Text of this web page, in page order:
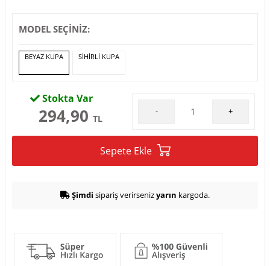
MODEL SEÇİNİZ:
BEYAZ KUPA SİHİRLİ KUPA
Stokta Var
294,90 TL
- +
Sepete Ekle
Şimdi sipariş verirsenizyarın kargoda.